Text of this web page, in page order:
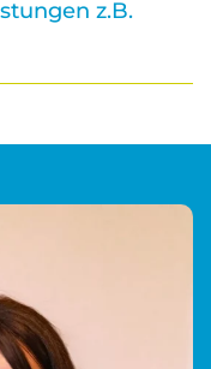
z.B.